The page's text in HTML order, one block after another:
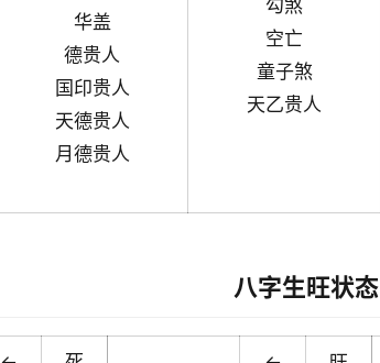
华盖
德贵人
国印贵人
天德贵人
月德贵人
勾煞
空亡
童子煞
天乙贵人
八字生旺状态